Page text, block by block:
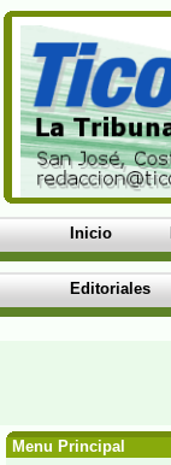
Inicio
Editoriales
Menu Principal